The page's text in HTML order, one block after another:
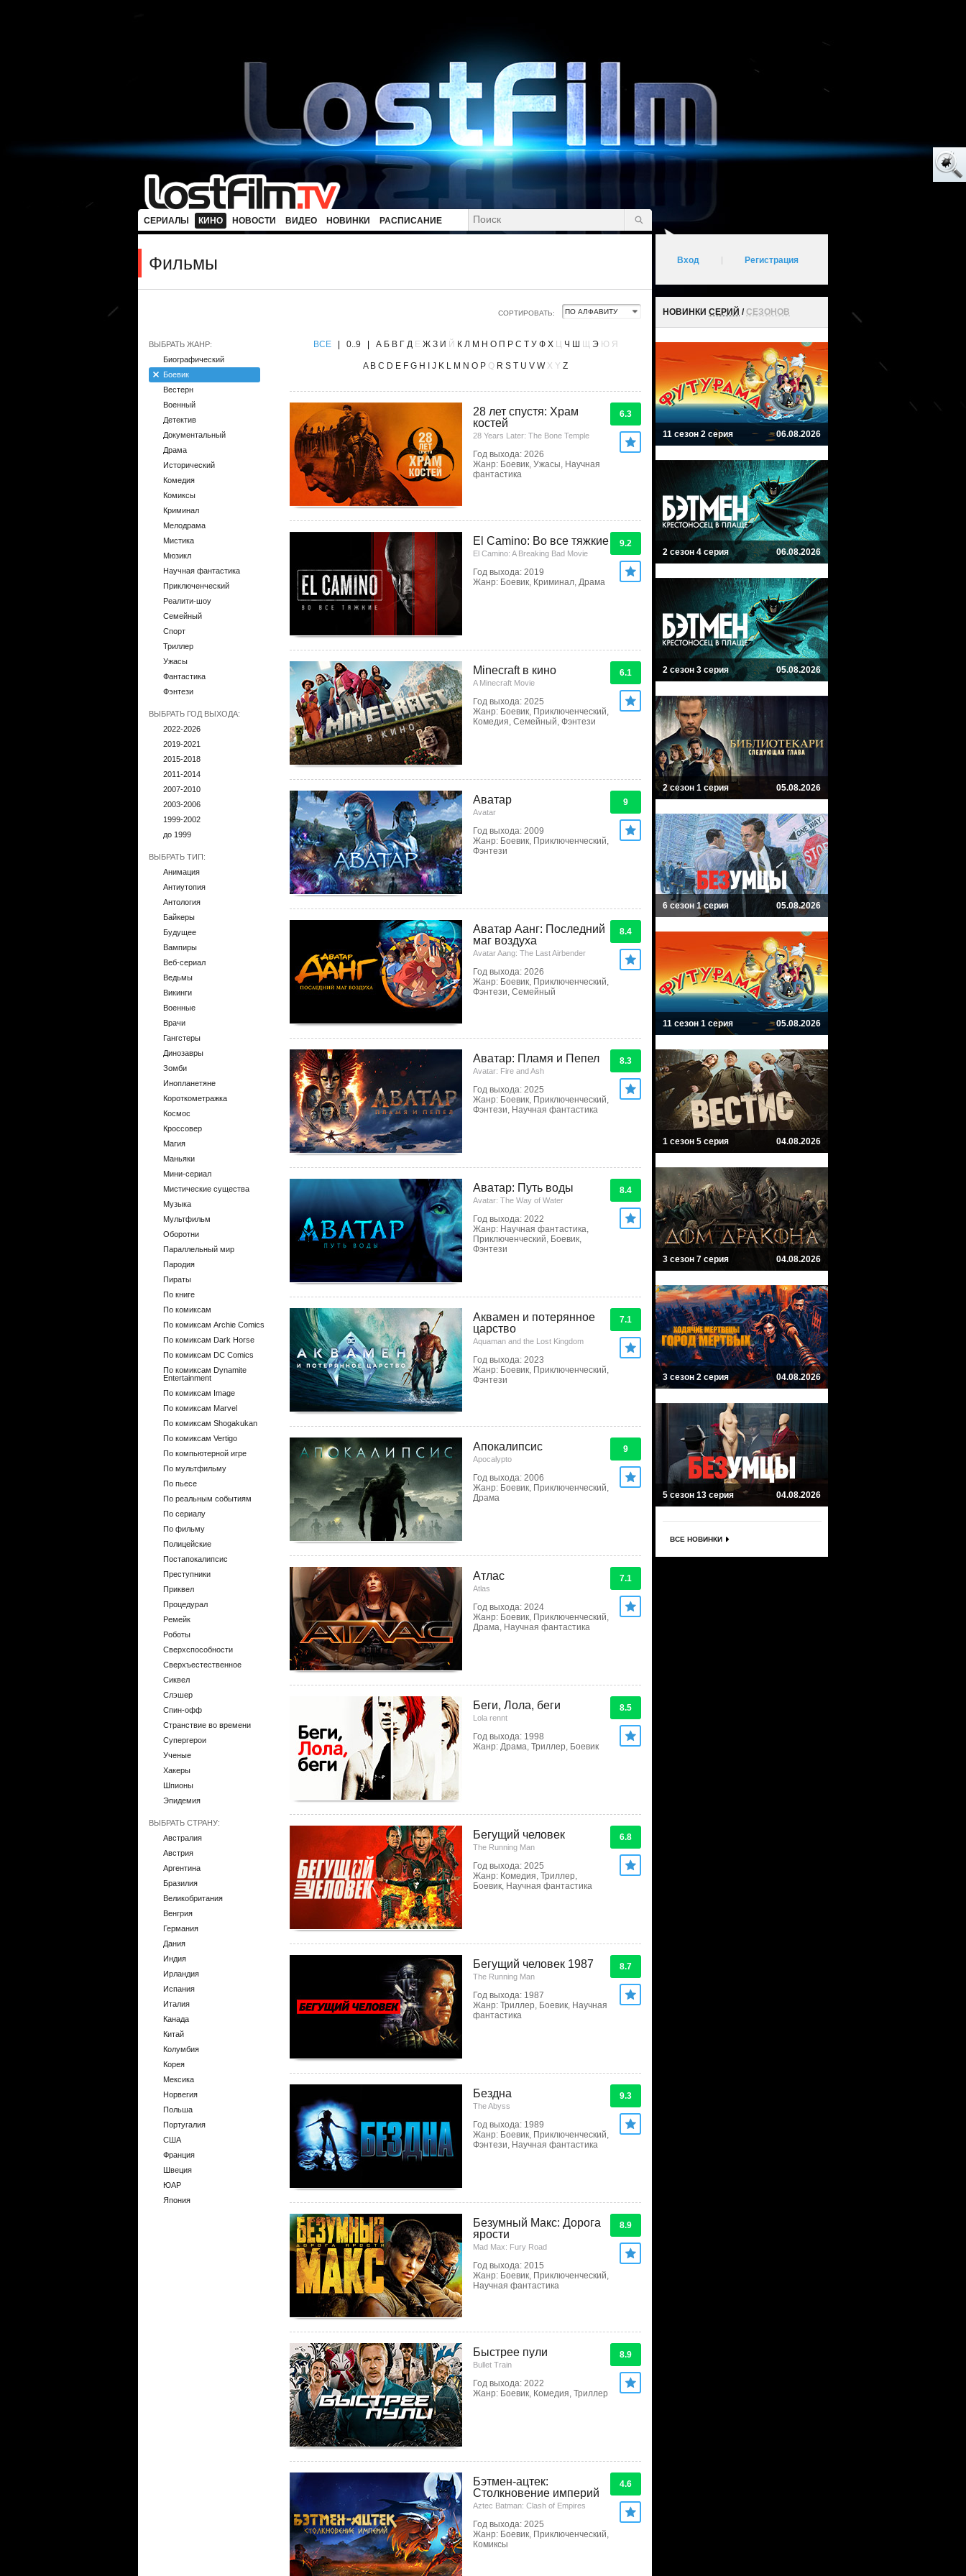
СЕРИАЛЫ КИНО НОВОСТИ ВИДЕО НОВИНКИ РАСПИСАНИЕ
Фильмы
СОРТИРОВАТЬ:
ВЫБРАТЬ ЖАНР:
Биографический
Боевик
Вестерн
Военный
Детектив
Документальный
Драма
Исторический
Комедия
Комиксы
Криминал
Мелодрама
Мистика
Мюзикл
Научная фантастика
Приключенческий
Реалити-шоу
Семейный
Спорт
Триллер
Ужасы
Фантастика
Фэнтези
ВЫБРАТЬ ГОД ВЫХОДА:
2022-2026
2019-2021
2015-2018
2011-2014
2007-2010
2003-2006
1999-2002
до 1999
ВЫБРАТЬ ТИП:
Анимация
Антиутопия
Антология
Байкеры
Будущее
Вампиры
Веб-сериал
Ведьмы
Викинги
Военные
Врачи
Гангстеры
Динозавры
Зомби
Инопланетяне
Короткометражка
Космос
Кроссовер
Магия
Маньяки
Мини-сериал
Мистические существа
Музыка
Мультфильм
Оборотни
Параллельный мир
Пародия
Пираты
По книге
По комиксам
По комиксам Archie Comics
По комиксам Dark Horse
По комиксам DC Comics
По комиксам Dynamite
Entertainment
По комиксам Image
По комиксам Marvel
По комиксам Shogakukan
По комиксам Vertigo
По компьютерной игре
По мультфильму
По пьесе
По реальным событиям
По сериалу
По фильму
Полицейские
Постапокалипсис
Преступники
Приквел
Процедурал
Ремейк
Роботы
Сверхспособности
Сверхъестественное
Сиквел
Слэшер
Спин-офф
Странствие во времени
Супергерои
Ученые
Хакеры
Шпионы
Эпидемия
ВЫБРАТЬ СТРАНУ:
Австралия
Австрия
Аргентина
Бразилия
Великобритания
Венгрия
Германия
Дания
Индия
Ирландия
Испания
Италия
Канада
Китай
Колумбия
Корея
Мексика
Норвегия
Польша
Португалия
США
Франция
Швеция
ЮАР
Япония
ВCE 0..9 А Б В Г Д Е Ж З И Й К Л М Н О П Р С Т У Ф Х Ц Ч Ш Щ Э Ю Я
A B C D E F G H J K L M N O P Q R S T U V W X Y Z
28 лет спустя: Храм
костей
28 Years Later: The Bone Temple
Год выхода: 2026
Жанр: Боевик, Ужасы, Научная
фантастика
6.3
El Camino: Во все тяжкие
El Camino: A Breaking Bad Movie
Год выхода: 2019
Жанр: Боевик, Криминал, Драма
9.2
Minecraft в кино
A Minecraft Movie
Год выхода: 2025
Жанр: Боевик, Приключенческий,
Комедия, Семейный, Фэнтези
6.1
Аватар
Avatar
Год выхода: 2009
Жанр: Боевик, Приключенческий,
Фэнтези
9
Аватар Аанг: Последний
маг воздуха
Avatar Aang: The Last Airbender
Год выхода: 2026
Жанр: Боевик, Приключенческий,
Фэнтези, Семейный
8.4
Аватар: Пламя и Пепел
Avatar: Fire and Ash
Год выхода: 2025
Жанр: Боевик, Приключенческий,
Фэнтези, Научная фантастика
8.3
Аватар: Путь воды
Avatar: The Way of Water
Год выхода: 2022
Жанр: Научная фантастика,
Приключенческий, Боевик,
Фэнтези
8.4
Аквамен и потерянное
царство
Aquaman and the Lost Kingdom
Год выхода: 2023
Жанр: Боевик, Приключенческий,
Фэнтези
7.1
Апокалипсис
Apocalypto
Год выхода: 2006
Жанр: Боевик, Приключенческий,
Драма
9
Атлас
Atlas
Год выхода: 2024
Жанр: Боевик, Приключенческий,
Драма, Научная фантастика
7.1
Беги, Лола, беги
Lola rennt
Год выхода: 1998
Жанр: Драма, Триллер, Боевик
8.5
Бегущий человек
The Running Man
Год выхода: 2025
Жанр: Комедия, Триллер,
Боевик, Научная фантастика
6.8
Бегущий человек 1987
The Running Man
Год выхода: 1987
Жанр: Триллер, Боевик, Научная
фантастика
8.7
Бездна
The Abyss
Год выхода: 1989
Жанр: Боевик, Приключенческий,
Фэнтези, Научная фантастика
9.3
Безумный Макс: Дорога
ярости
Mad Max: Fury Road
Год выхода: 2015
Жанр: Боевик, Приключенческий,
Научная фантастика
8.9
Быстрее пули
Bullet Train
Год выхода: 2022
Жанр: Боевик, Комедия, Триллер
8.9
Бэтмен-ацтек:
Столкновение империй
Aztec Batman: Clash of Empires
Год выхода: 2025
Жанр: Боевик, Приключенческий,
Комиксы
4.6
Вход Регистрация
НОВИНКИ СЕРИЙ /СЕЗОНОВ
11 сезон 2 серия 06.08.2026
2 сезон 4 серия 06.08.2026
2 сезон 3 серия 05.08.2026
2 сезон 1 серия 05.08.2026
6 сезон 1 серия 05.08.2026
11 сезон 1 серия 05.08.2026
1 сезон 5 серия 04.08.2026
3 сезон 7 серия 04.08.2026
3 сезон 2 серия 04.08.2026
5 сезон 13 серия 04.08.2026
ВСЕ НОВИНКИ